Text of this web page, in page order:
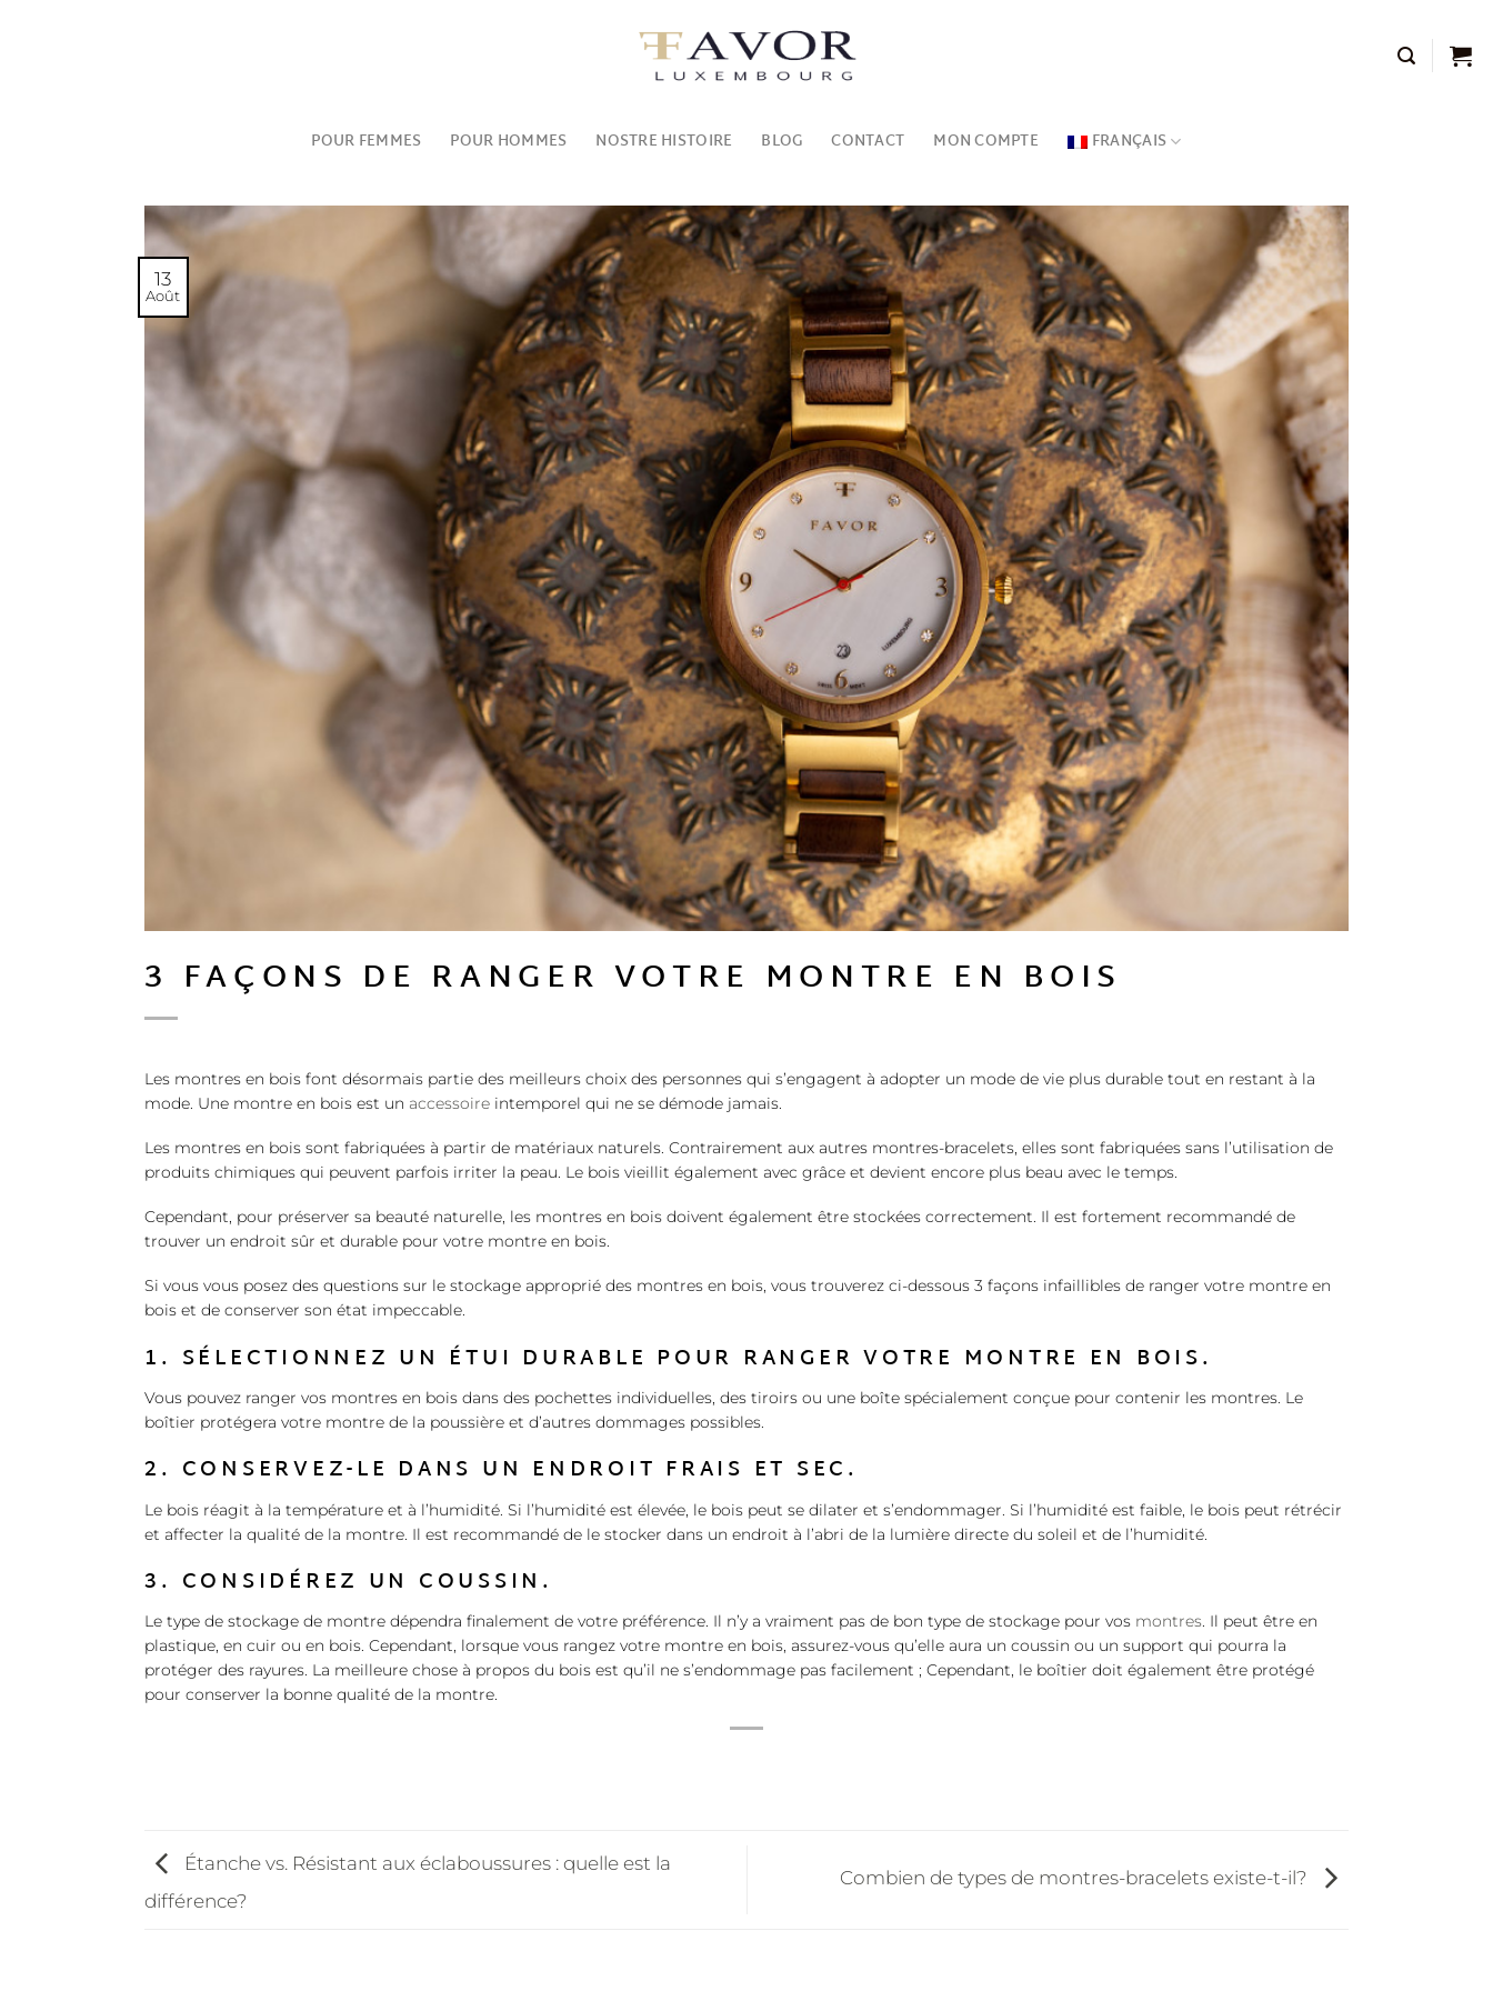
POUR FEMMES POUR HOMMES NOSTRE HISTOIRE BLOG CONTACT MON COMPTE FRANÇAIS
13
Août
3 FAÇONS DE RANGER VOTRE MONTRE EN BOIS
Les montres en bois font désormais partie des meilleurs choix des personnes qui s’engagent à adopter un mode de vie plus durable tout en restant à la
mode. Une montre en bois est un accessoire intemporel qui ne se démode jamais.
Les montres en bois sont fabriquées à partir de matériaux naturels. Contrairement aux autres montres-bracelets, elles sont fabriquées sans l’utilisation de
produits chimiques qui peuvent parfois irriter la peau. Le bois vieillit également avec grâce et devient encore plus beau avec le temps.
Cependant, pour préserver sa beauté naturelle, les montres en bois doivent également être stockées correctement. Il est fortement recommandé de
trouver un endroit sûr et durable pour votre montre en bois.
Si vous vous posez des questions sur le stockage approprié des montres en bois, vous trouverez ci-dessous 3 façons infaillibles de ranger votre montre en
bois et de conserver son état impeccable.
1. SÉLECTIONNEZ UN ÉTUI DURABLE POUR RANGER VOTRE MONTRE EN BOIS.
Vous pouvez ranger vos montres en bois dans des pochettes individuelles, des tiroirs ou une boîte spécialement conçue pour contenir les montres. Le
boîtier protégera votre montre de la poussière et d’autres dommages possibles.
2. CONSERVEZ-LE DANS UN ENDROIT FRAIS ET SEC.
Le bois réagit à la température et à l’humidité. Si l’humidité est élevée, le bois peut se dilater et s’endommager. Si l’humidité est faible, le bois peut rétrécir
et affecter la qualité de la montre. Il est recommandé de le stocker dans un endroit à l’abri de la lumière directe du soleil et de l’humidité.
3. CONSIDÉREZ UN COUSSIN.
Le type de stockage de montre dépendra finalement de votre préférence. Il n’y a vraiment pas de bon type de stockage pour vos montres. Il peut être en
plastique, en cuir ou en bois. Cependant, lorsque vous rangez votre montre en bois, assurez-vous qu’elle aura un coussin ou un support qui pourra la
protéger des rayures. La meilleure chose à propos du bois est qu’il ne s’endommage pas facilement ; Cependant, le boîtier doit également être protégé
pour conserver la bonne qualité de la montre.
Étanche vs. Résistant aux éclaboussures : quelle est la
différence?
Combien de types de montres-bracelets existe-t-il?